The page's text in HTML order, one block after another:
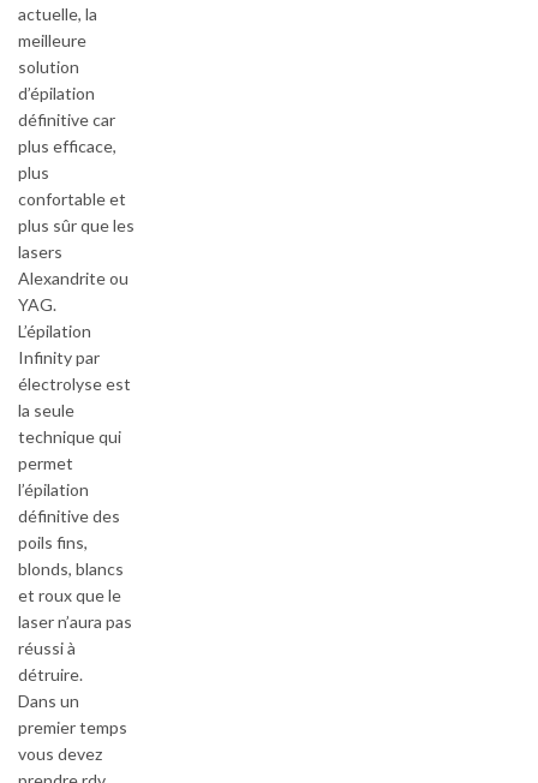
actuelle, la
meilleure
solution
d’épilation
définitive car
plus efficace,
plus
confortable et
plus sûr que les
lasers
Alexandrite ou
YAG.
L’épilation
Infinity par
électrolyse est
la seule
technique qui
permet
l’épilation
définitive des
poils fins,
blonds, blancs
et roux que le
laser n’aura pas
réussi à
détruire.
Dans un
premier temps
vous devez